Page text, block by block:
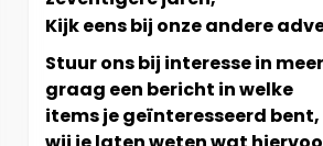
Kijk eens bij onze andere
Stuur ons bij interesse in
graag een bericht in welke
items je geïnteresseerd